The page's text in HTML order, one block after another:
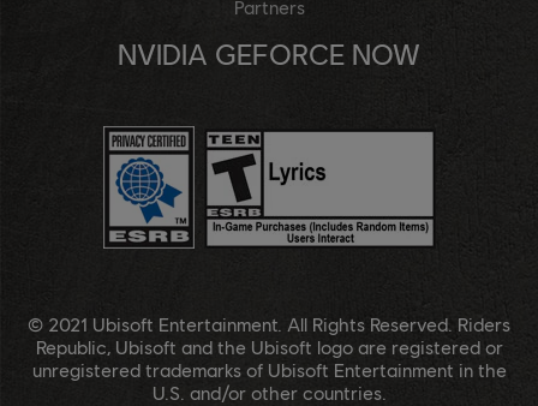
Partners
NVIDIA GEFORCE NOW
© 2021 Ubisoft Entertainment. All Rights Reserved. Riders
Republic, Ubisoft and the Ubisoft logo are registered or
unregistered trademarks of Ubisoft Entertainment in the
U.S. and/or other countries.